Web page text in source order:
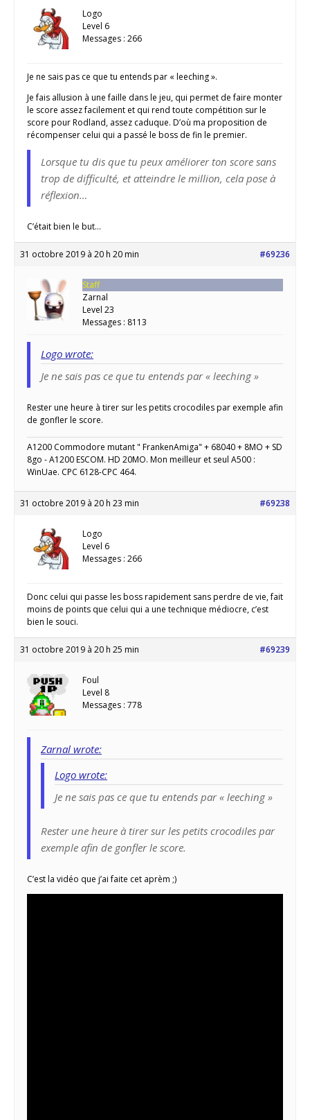
Logo
Level 6
Messages : 266
Je ne sais pas ce que tu entends par « leeching ».
Je fais allusion à une faille dans le jeu, qui permet de faire monter
le score assez facilement et qui rend toute compétition sur le
score pour Rodland, assez caduque. D’où ma proposition de
récompenser celui qui a passé le boss de fin le premier.
Lorsque tu dis que tu peux améliorer ton score sans
trop de difficulté, et atteindre le million, cela pose à
réflexion…
C’était bien le but…
31 octobre 2019 à 20 h 20 min #69236
Staff
Zarnal
Level 23
Messages : 8113
Logo wrote:
Je ne sais pas ce que tu entends par « leeching »
Rester une heure à tirer sur les petits crocodiles par exemple afin
de gonfler le score.
A1200 Commodore mutant " FrankenAmiga" + 68040 + 8MO + SD
8go - A1200 ESCOM. HD 20MO. Mon meilleur et seul A500 :
WinUae. CPC 6128-CPC 464.
31 octobre 2019 à 20 h 23 min #69238
Logo
Level 6
Messages : 266
Donc celui qui passe les boss rapidement sans perdre de vie, fait
moins de points que celui qui a une technique médiocre, c’est
bien le souci.
31 octobre 2019 à 20 h 25 min #69239
Foul
Level 8
Messages : 778
Zarnal wrote:
Logo wrote:
Je ne sais pas ce que tu entends par « leeching »
Rester une heure à tirer sur les petits crocodiles par
exemple afin de gonfler le score.
C’est la vidéo que j’ai faite cet aprèm ;)